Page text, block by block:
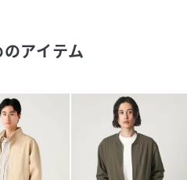
パソコンなどの閲覧環境によ
える場合がございます。※商
た画像をご参照ください。
アイテム